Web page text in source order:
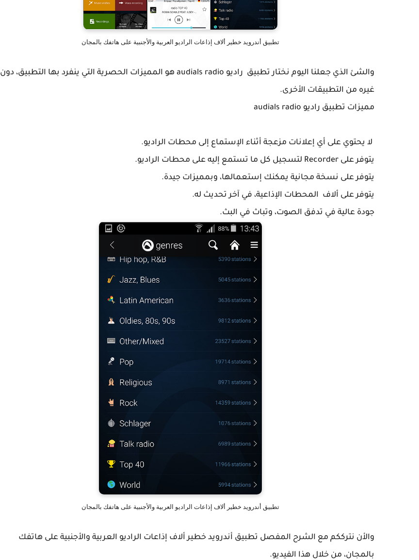
تطبيق أندرويد خطير ألاف إذاعات الراديو العربية والأجنبية على هاتفك بالمجان
والشئ الذي جعلنا اليوم نختار تطبيق راديو audials radio هو المميزات الحصرية التي ينفرد بها التطبيق، دون
غيره من التطبيقات الأخرى.
مميزات تطبيق راديو audials radio
لا يحتوي على أي إعلانات مزعجة أثناء الإستماع إلى محطات الراديو.
يتوفر على Recorder لتسجيل كل ما تستمع إليه على محطات الراديو.
يتوفر على نسخة مجانية يمكنك إستعمالها، وبمميزات جيدة.
يتوفر على ألاف المحطات الإذاعية، في آخر تحديث له.
جودة عالية في تدفق الصوت، وتباث في البث.
تطبيق أندرويد خطير ألاف إذاعات الراديو العربية والأجنبية على هاتفك بالمجان
والأن نترككم مع الشرح المفصل تطبيق أندرويد خطير ألاف إذاعات الراديو العربية والأجنبية على هاتفك
بالمجان، من خلال هذا الفيديو.